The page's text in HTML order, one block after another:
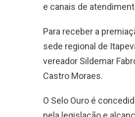
e canais de
Para receber a
sede regional de
vereador Sildemar
Castro Moraes.
O Selo Ouro é